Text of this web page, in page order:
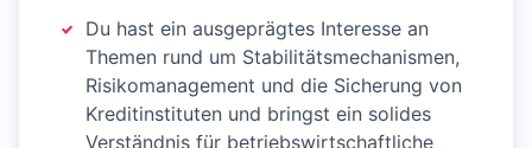
Du hast ein ausgeprägtes Interesse an
Themen rund um Stabilitätsmechanismen,
Risikomanagement und die Sicherung von
Kreditinstituten und bringst ein solides
Verständnis für betriebswirtschaftliche